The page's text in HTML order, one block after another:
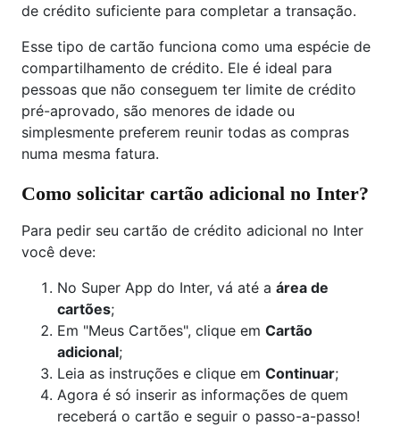
de crédito suficiente para completar a transação.
Esse tipo de cartão funciona como uma espécie de
compartilhamento de crédito. Ele é ideal para
pessoas que não conseguem ter limite de crédito
pré-aprovado, são menores de idade ou
simplesmente preferem reunir todas as compras
numa mesma fatura.
Como solicitar cartão adicional no Inter?
Para pedir seu cartão de crédito adicional no Inter
você deve:
No Super App do Inter, vá até a área de
cartões;
Em "Meus Cartões", clique em Cartão
adicional;
Leia as instruções e clique em Continuar;
Agora é só inserir as informações de quem
receberá o cartão e seguir o passo-a-passo!